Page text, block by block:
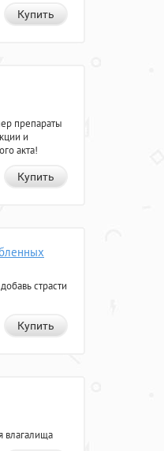
Купить
препараты
и
акта!
Купить
страсти
Купить
влагалища